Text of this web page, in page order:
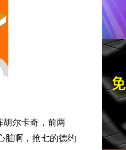
胡尔卡奇，前两
脏啊，抢七的德约